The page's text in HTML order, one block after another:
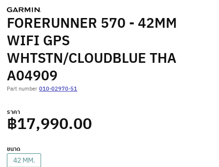
FORERUNNER 570 - 42MM
WIFI GPS
WHTSTN/CLOUDBLUE THA
A04909
Part number 010-02970-51
ราคา
฿17,990.00
ขนาด
42 MM.